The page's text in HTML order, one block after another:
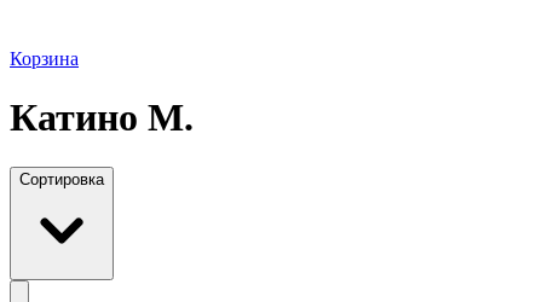
Корзина
Катино М.
Сортировка